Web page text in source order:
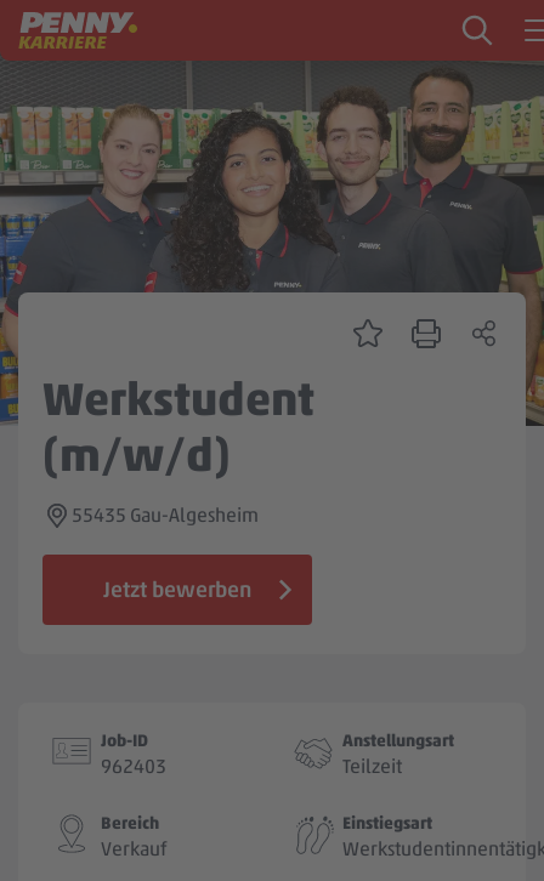
Zum Inhalt springen
Startseite
PENNY als Arbeitgeber
Ausbildung
Markt
Zentrale & Vertrieb
Mein Kandidat:innenprofil
Jobbörse
Werkstudent
(m/w/d)
55435 Gau-Algesheim
Jetzt bewerben
Job-ID
962403
Anstellungsart
Teilzeit
Bereich
Verkauf
Einstiegsart